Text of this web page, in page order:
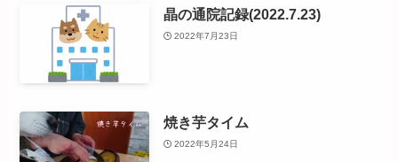
晶の通院記録(2022.7.23)
2022年7月23日
焼き芋タイム
2022年5月24日